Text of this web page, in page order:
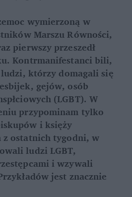
wymierzoną w
Marszu Równości,
pierwszy przeszedł
Kontrmanifestanci bili,
którzy domagali się
gejów, osób
(LGBT). W
przypominam tylko
i księży
ostatnich tygodni, w
ludzi LGBT,
i wzywali
jest znacznie